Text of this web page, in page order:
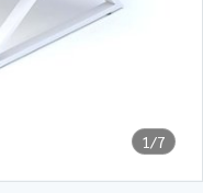
1/7